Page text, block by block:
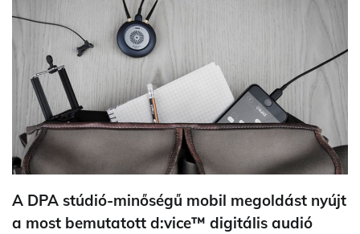
A DPA stúdió-minőségű mobil megoldást nyújt
a most bemutatott d:vice™ digitális audió